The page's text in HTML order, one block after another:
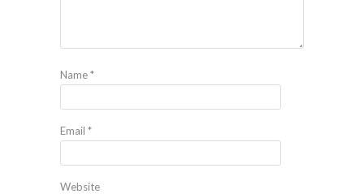
Name*
Email *
Website